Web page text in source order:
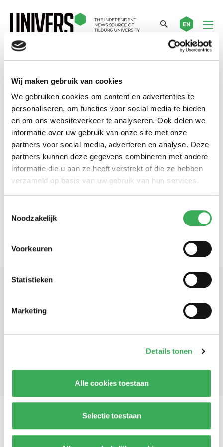
Wij maken gebruik van cookies
We gebruiken cookies om content en advertenties te
personaliseren, om functies voor social media te bieden
en om ons websiteverkeer te analyseren. Ook delen we
informatie over uw gebruik van onze site met onze
partners voor social media, adverteren en analyse. Deze
partners kunnen deze gegevens combineren met andere
informatie die u aan ze heeft verstrekt of die ze hebben
verzameld op basis van uw gebruik van hun services.
Noodzakelijk
Voorkeuren
Statistieken
Marketing
Details tonen
Alle cookies toestaan
Selectie toestaan
EN
Opinie
Weg met online onderwijs!
02 mei 2022
Video
Ebbe Tim Ottens verkozen tot
Blijf op de hoogte. Meld je aan voor de nieuwsbrief van
Vragen, opmerkingen of tips?Neem contact met